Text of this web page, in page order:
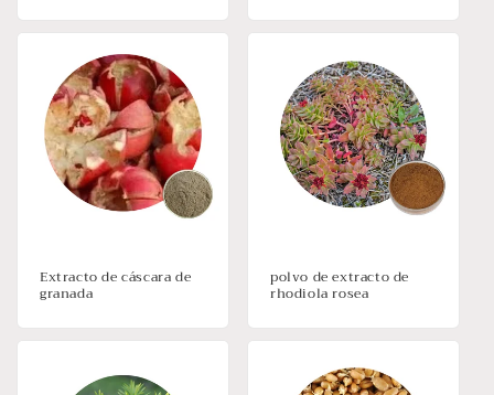
Extracto de cáscara de
granada
polvo de extracto de
rhodiola rosea